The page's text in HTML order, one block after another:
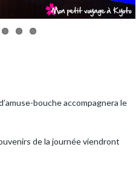
bouche accompagnera le
de la journée viendront